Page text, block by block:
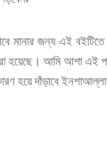
মানার জন্য এই
হয়েছে। আমি আশা এই
হয়ে দাঁড়াবে